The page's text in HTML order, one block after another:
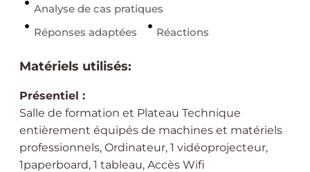
Analyse de cas pratiques
Réponses adaptées
Réactions
Matériels utilisés:
Présentiel :
Salle de formation et Plateau Technique
entièrement équipés de machines et matériels
professionnels, Ordinateur, 1 vidéoprojecteur,
1paperboard, 1 tableau, Accès Wifi